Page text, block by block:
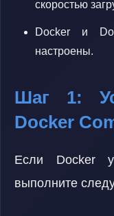
скоростью
Docker и
настроены.
Шаг 1:
Docker
Если Docker
выполните